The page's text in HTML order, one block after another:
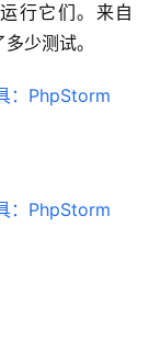
行它们。来自
少测试。